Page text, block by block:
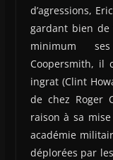
d’agressions,
gardant bien
minimum
Coopersmith, il
ingrat (Clint
de chez Roger
raison à sa
académie
déplorées par